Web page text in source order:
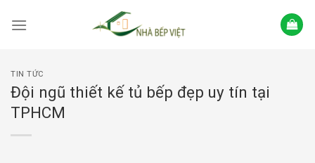
TIN TỨC
Đội ngũ thiết kế tủ bếp đẹp uy tín tại
TPHCM